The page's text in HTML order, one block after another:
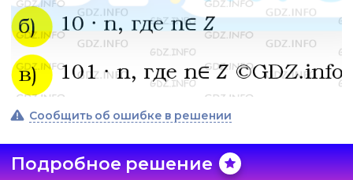
Сообщить об ошибке в решении
Подробное решение